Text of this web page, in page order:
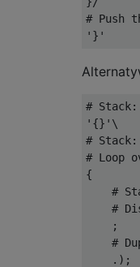
# Push
#
'{}'\
#
# Loop
{
#
#
    ;
#
    .);